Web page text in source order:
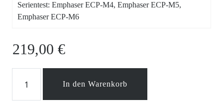
Serientest: Emphaser ECP-M4, Emphaser ECP-M5,
Emphaser ECP-M6
219,00 €
Menge
In den Warenkorb